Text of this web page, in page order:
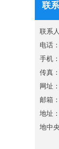
联
联系
电话
手机
传真
网址
邮箱
地址
地中